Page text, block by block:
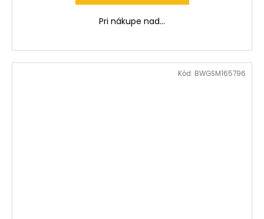
Pri nákupe nad...
Kód: BWGSM165796